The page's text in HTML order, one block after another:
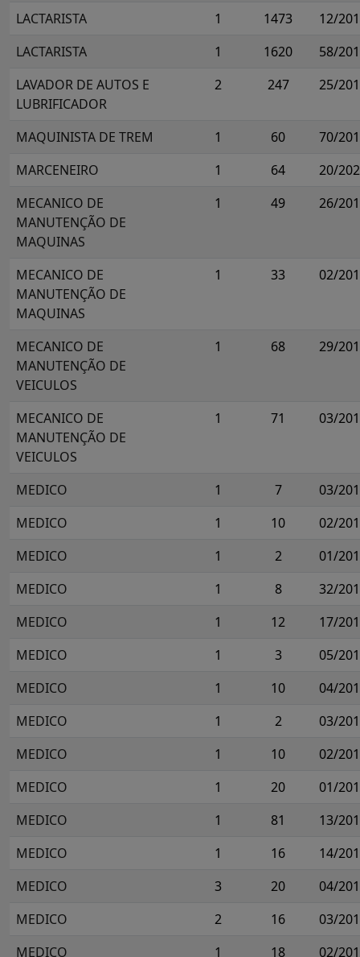
LACTARISTA 1 1473
12/
LACTARISTA
1 1620
58/
LAVADOR DE AUTOS E
LUBRIFICADOR
2 247 25/
MAQUINISTA DE TREM 1 60
70/
MARCENEIRO
1 64
20/
MECANICO DE
MANUTENÇÃO DE
MAQUINAS
1 49 26/
MECANICO DE
MANUTENÇÃO DE
MAQUINAS
1 33 02/
MECANICO DE
MANUTENÇÃO DE
VEICULOS
1 68 29/
MECANICO DE
MANUTENÇÃO DE
VEICULOS
1 71 03/
MEDICO 1 7
03/
MEDICO
1 10
02/
MEDICO
1 2
01/
MEDICO
1 8
32/
MEDICO
1 12
17/
MEDICO
1 3
05/
MEDICO
1 10
04/
MEDICO
1 2
03/
MEDICO
1 10
02/
MEDICO
1 20
01/
MEDICO
1 81
13/
MEDICO
1 16
14/
MEDICO
3 20
04/
MEDICO
2 16
03/
MEDICO
1 18 02/